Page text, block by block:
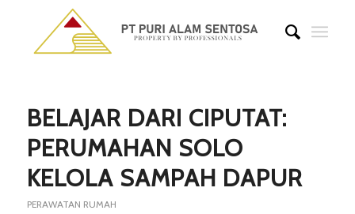
BELAJAR DARI CIPUTAT:
PERUMAHAN SOLO
KELOLA SAMPAH DAPUR
PERAWATAN RUMAH